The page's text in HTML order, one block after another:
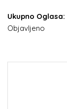
Ukupno Oglasa:
Objavljeno